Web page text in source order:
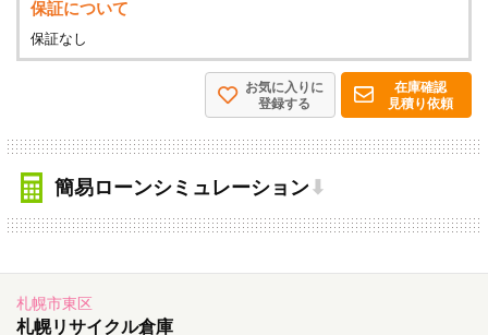
保証について
保証なし
在庫確認
見積り依頼
お気に入りに
登録する
簡易ローンシミュレーション⬇
札幌市東区
札幌リサイクル倉庫